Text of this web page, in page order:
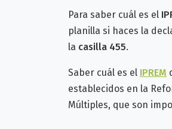
Para saber cuál es el
planilla si haces la
la casilla 455.
Saber cuál es el IPREM
establecidos en la
Múltiples, que son